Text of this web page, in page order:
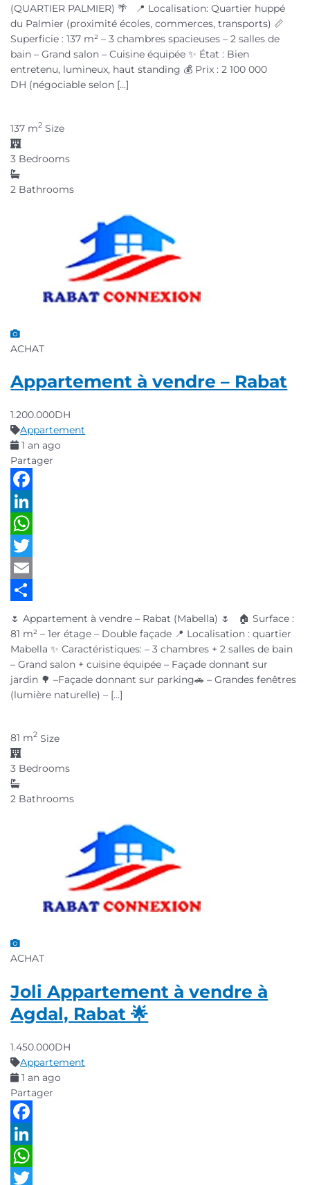
(QUARTIER PALMIER) 🌴 📍 Localisation: Quartier huppé
du Palmier (proximité écoles, commerces, transports) 📏
Superficie : 137 m² – 3 chambres spacieuses – 2 salles de
bain – Grand salon – Cuisine équipée ✨ État : Bien
entretenu, lumineux, haut standing 💰 Prix : 2 100 000
DH (négociable selon […]
137 m2 Size
3 Bedrooms
2 Bathrooms
ACHAT
Appartement à vendre – Rabat
1.200.000DH
Appartement
1 an ago
Partager
Facebook
LinkedIn
WhatsApp
Twitter
Email
🌷 Appartement à vendre – Rabat (Mabella) 🌷 🏠 Surface :
81 m² – 1er étage – Double façade 📍 Localisation : quartier
Mabella ✨ Caractéristiques: – 3 chambres + 2 salles de bain
– Grand salon + cuisine équipée – Façade donnant sur
jardin 🌳 –Façade donnant sur parking🚗 – Grandes fenêtres
(lumière naturelle) – […]
81 m2 Size
3 Bedrooms
2 Bathrooms
ACHAT
Joli Appartement à vendre à
Agdal, Rabat 🌟
1.450.000DH
Appartement
1 an ago
Partager
Facebook
LinkedIn
WhatsApp